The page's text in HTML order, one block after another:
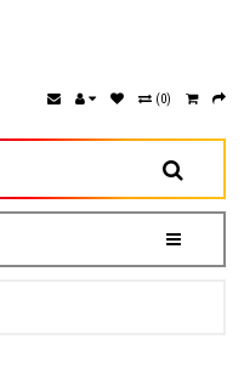
(0)